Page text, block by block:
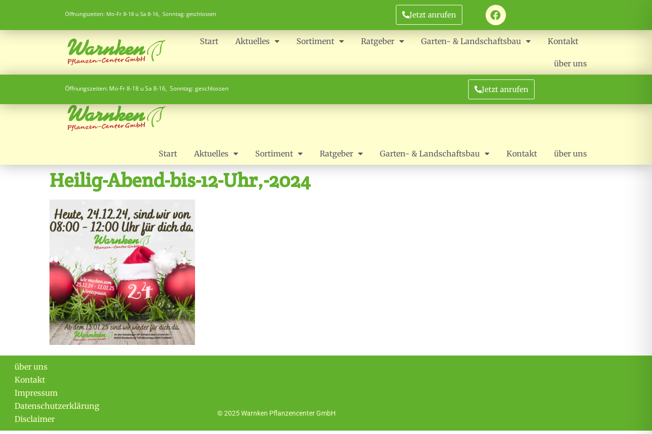
Öffnungszeiten: Mo-Fr 8-18 u Sa 8-16, Sonntag: geschlossen Jetzt anrufen
Start Aktuelles Sortiment Ratgeber Garten- & Landschaftsbau Kontakt
über uns
Öffnungszeiten: Mo-Fr 8-18 u Sa 8-16, Sonntag: geschlossen Jetzt anrufen
Start Aktuelles Sortiment Ratgeber Garten- & Landschaftsbau Kontakt über uns
Heilig-Abend-bis-12-Uhr,-2024
über uns
Kontakt
Impressum
Datenschutzerklärung
Disclaimer
© 2025 Warnken Pflanzencenter GmbH